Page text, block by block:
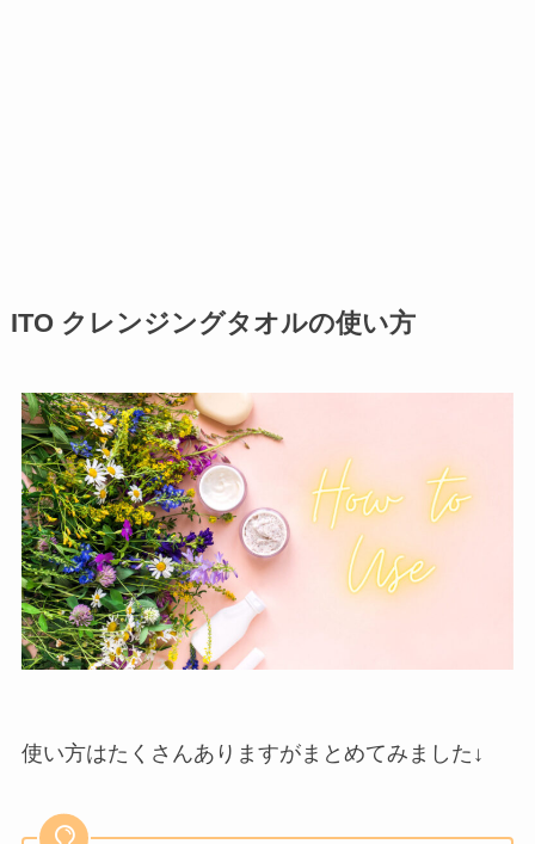
ITO クレンジングタオルの使い方
使い方はたくさんありますがまとめてみました↓